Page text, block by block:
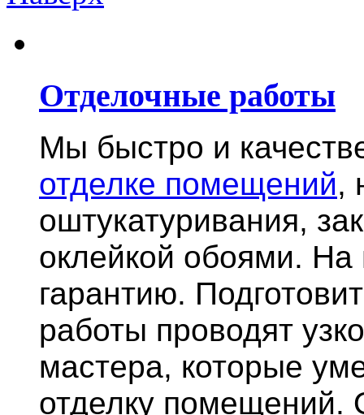
Отделочные работы
Мы быстро и
отделке помещений,
оштукатуривания,
оклейкой обоями.
гарантию.
работы проводят
мастера, которые
отделку помещений.